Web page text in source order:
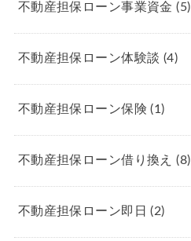
不動産担保ローン事業資金(5)
不動産担保ローン体験談 (4)
不動産担保ローン保険(1)
不動産担保ローン借り換え(8)
不動産担保ローン即日(2)